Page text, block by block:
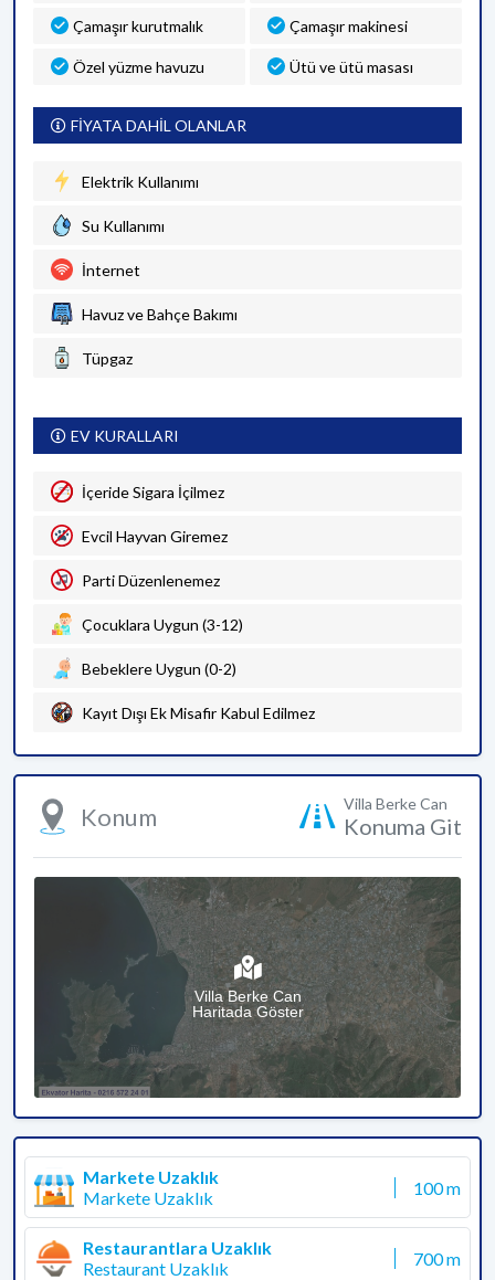
Çamaşır kurutmalık Çamaşır makinesi
Özel yüzme havuzu Ütü ve ütü masası
FİYATA DAHİL OLANLAR
Elektrik Kullanımı
Su Kullanımı
İnternet
Havuz ve Bahçe Bakımı
Tüpgaz
EV KURALLARI
İçeride Sigara İçilmez
Evcil Hayvan Giremez
Parti Düzenlenemez
Çocuklara Uygun (3-12)
Bebeklere Uygun (0-2)
Kayıt Dışı Ek Misafir Kabul Edilmez
Konum Villa Berke Can
Konuma Git
Villa Berke Can
Haritada Göster
Markete Uzaklık
Markete Uzaklık
100 m
Restaurantlara Uzaklık
Restaurant Uzaklık
700 m